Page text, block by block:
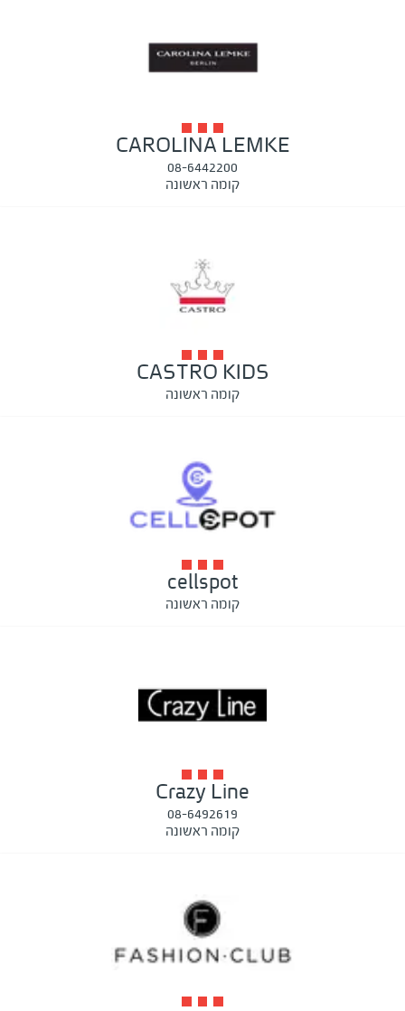
CAROLINA LEMKE
08-6442200
קומה ראשונה
CASTRO KIDS
קומה ראשונה
cellspot
קומה ראשונה
Crazy Line
08-6492619
קומה ראשונה